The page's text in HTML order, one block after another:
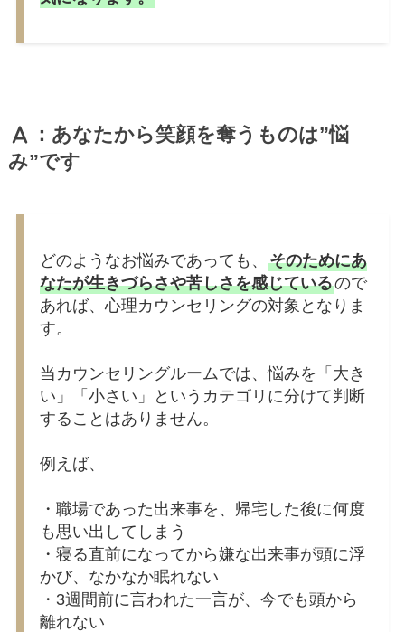
：あなたから笑顔を奪うものは”悩
み”です
どのようなお悩みであっても、 そのためにあ
なたが生きづらさや苦しさを感じているので
あれば、心理カウンセリングの対象となりま
す。
当カウンセリングルームでは、悩みを「大き
い」「小さい」というカテゴリに分けて判断
することはありません。
例えば、
・職場であった出来事を、帰宅した後に何度
も思い出してしまう
・寝る直前になってから嫌な出来事が頭に浮
かび、なかなか眠れない
・3週間前に言われた一言が、今でも頭から
離れない